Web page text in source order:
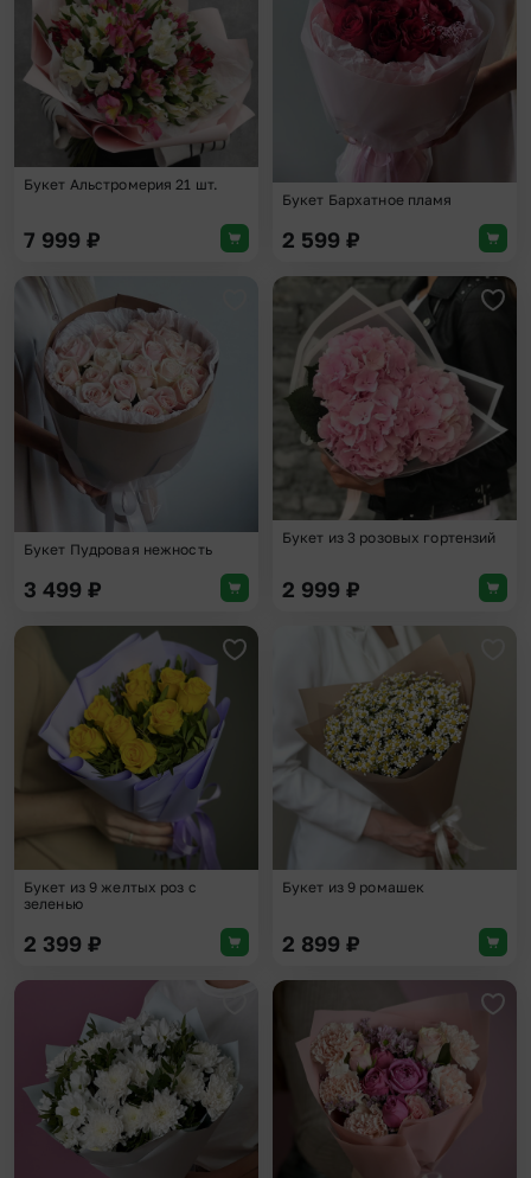
Букет Альстромерия 21 шт.
7 999 ₽
Букет Бархатное пламя
2 599 ₽
Добавить в избранное
Букет Пудровая нежность
3 499 ₽
Букет из 3 розовых гортензий
2 999 ₽
Добавить в избранное
Букет из 9 желтых роз с
зеленью
2 399 ₽
Букет из 9 ромашек
2 899 ₽
Добавить в избранное